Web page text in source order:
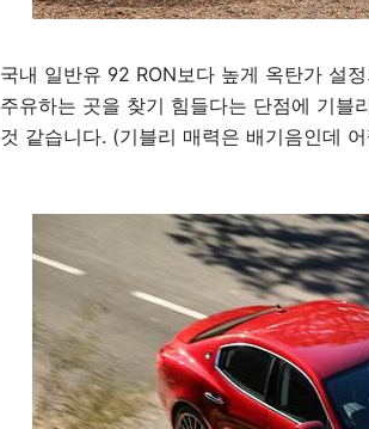
국내 일반유 92 RON보다 높게 옥탄가 설
주유하는 곳을 찾기 힘들다는 단점에 기블
것 같습니다. (기블리 매력은 배기음인데 어